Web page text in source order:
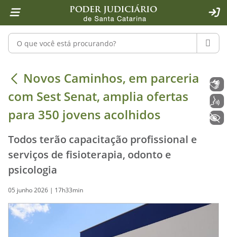
1 Ir para o conteúdo
2 Ir para a ferramenta de acessibilidade - Rybená
4 Ir para o menu principal
5 Ir para a pesquisa
6 Ir para o rodapé
7 Ir para a página inicial
Pesquisar no portal
Novos Caminhos, em parceria
Novos Caminhos, em parceria
com Sest Senat, amplia ofertas
para 350 jovens acolhidos
Todos terão capacitação profissional e
serviços de fisioterapia, odonto e
psicologia
05 junho 2026 | 17h33min
Libras
Voz
+ Acessibilidade